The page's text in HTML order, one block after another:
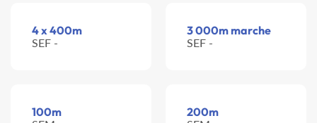
4 x 400m
SEF -
3 000m marche
SEF -
100m 200m